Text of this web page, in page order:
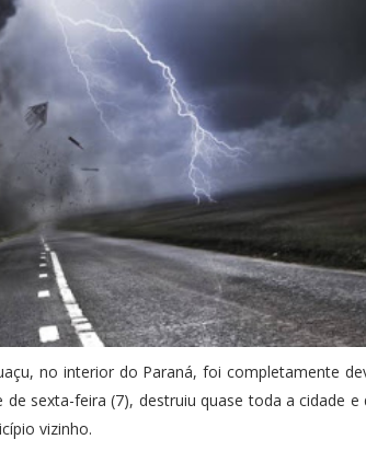
no interior do Paraná, foi completamente
sexta-feira (7), destruiu quase toda a cidade
vizinho.